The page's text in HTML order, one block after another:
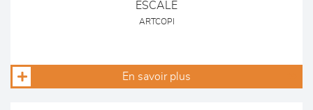
ESCALE
ARTCOPI
En savoir plus